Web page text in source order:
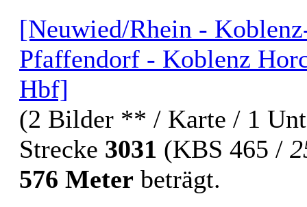
[Neuwied/Rhein -
Pfaffendorf - Koblenz
Hbf]
(2 Bilder ** / Karte / 1
Strecke 3031 (KBS 465 /
576 Meter beträgt.